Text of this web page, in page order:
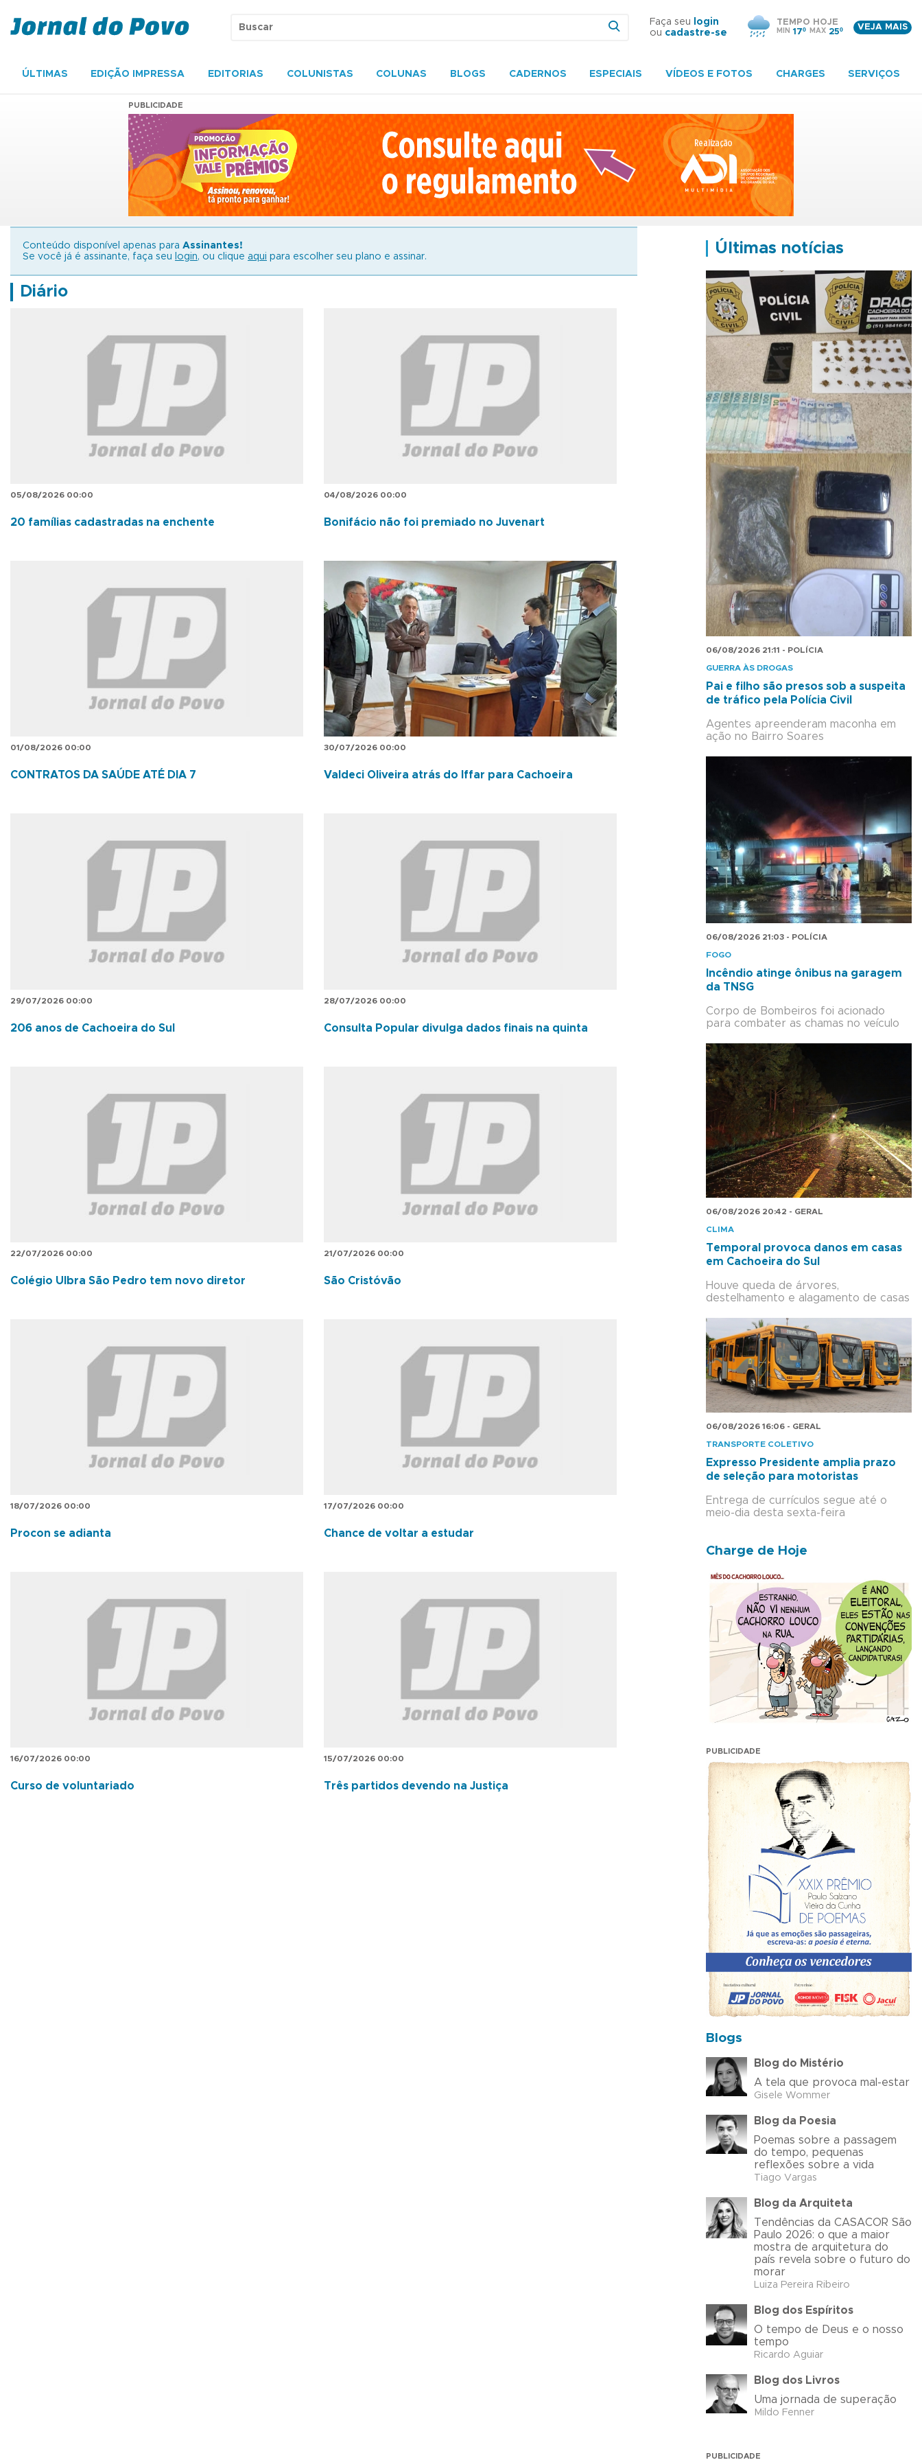
Faça seu
login
ou cadastre-se
TEMPO HOJE
MIN 17º MAX 25º
VEJA MAIS
ÚLTIMAS EDIÇÃO IMPRESSA EDITORIAS COLUNISTAS COLUNAS BLOGS CADERNOS ESPECIAIS VÍDEOS E FOTOS CHARGES SERVIÇOS
PUBLICIDADE
Conteúdo disponível apenas para Assinantes!
Se você já é assinante, faça seu
login, ou clique aqui para escolher seu plano e assinar.
Diário
05/08/2026 00:00
20 famílias cadastradas na enchente
04/08/2026 00:00
Bonifácio não foi premiado no Juvenart
01/08/2026 00:00
CONTRATOS DA SAÚDE ATÉ DIA 7
30/07/2026 00:00
Valdeci Oliveira atrás do Iffar para Cachoeira
29/07/2026 00:00
206 anos de Cachoeira do Sul
28/07/2026 00:00
Consulta Popular divulga dados finais na quinta
22/07/2026 00:00
Colégio Ulbra São Pedro tem novo diretor
21/07/2026 00:00
São Cristóvão
18/07/2026 00:00
Procon se adianta
17/07/2026 00:00
Chance de voltar a estudar
16/07/2026 00:00
Curso de voluntariado
15/07/2026 00:00
Três partidos devendo na Justiça
Últimas notícias
06/08/2026 21:11 - POLÍCIA
GUERRA ÀS DROGAS
Pai e filho são presos sob a suspeita
de tráfico pela Polícia Civil
Agentes apreenderam maconha em
ação no Bairro Soares
06/08/2026 21:03 - POLÍCIA
FOGO
Incêndio atinge ônibus na garagem
da TNSG
Corpo de Bombeiros foi acionado
para combater as chamas no veículo
06/08/2026 20:42 - GERAL
CLIMA
Temporal provoca danos em casas
em Cachoeira do Sul
Houve queda de árvores,
destelhamento e alagamento de casas
06/08/2026 16:06 - GERAL
TRANSPORTE COLETIVO
Expresso Presidente amplia prazo
de seleção para motoristas
Entrega de currículos segue até o
meio-dia desta sexta-feira
Charge de Hoje
PUBLICIDADE
Blogs
Blog do Mistério
A tela que provoca mal-estar
Gisele Wommer
Blog da Poesia
Poemas sobre a passagem
do tempo, pequenas
reflexões sobre a vida
Tiago Vargas
Blog da Arquiteta
Tendências da CASACOR São
Paulo 2026: o que a maior
mostra de arquitetura do
país revela sobre o futuro do
morar
Luiza Pereira Ribeiro
Blog dos Espíritos
O tempo de Deus e o nosso
tempo
Ricardo Aguiar
Blog dos Livros
Uma jornada de superação
Mildo Fenner
PUBLICIDADE